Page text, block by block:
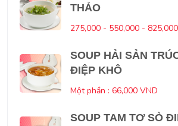
THẢO
275,000 - 550,000 -
SOUP HẢI SẢN
ĐIỆP KHÔ
Một phần : 66,000 VND
SOUP TAM TƠ SÒ